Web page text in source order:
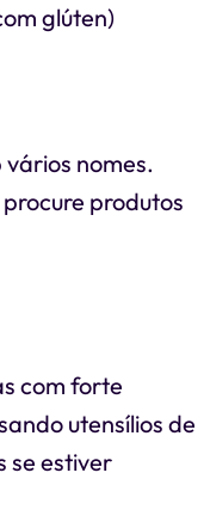
glúten)
nomes.
produtos
com forte
utensílios de
se estiver